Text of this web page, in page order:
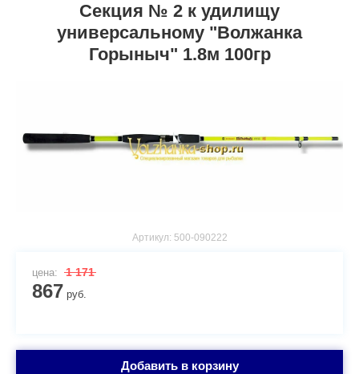
Секция № 2 к удилищу
универсальному "Волжанка
Горыныч" 1.8м 100гр
Артикул: 500-090222
цена: 1 171
867 руб.
Добавить в корзину